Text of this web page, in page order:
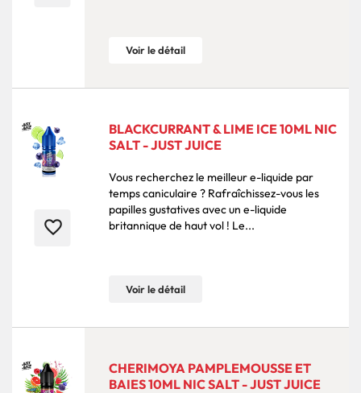
Voir le détail
favorite_border
BLACKCURRANT & LIME ICE 10ML NIC
SALT - JUST JUICE
Vous recherchez le meilleur e-liquide par
temps caniculaire ? Rafraîchissez-vous les
papilles gustatives avec un e-liquide
britannique de haut vol ! Le...
Voir le détail
CHERIMOYA PAMPLEMOUSSE ET
BAIES 10ML NIC SALT - JUST JUICE